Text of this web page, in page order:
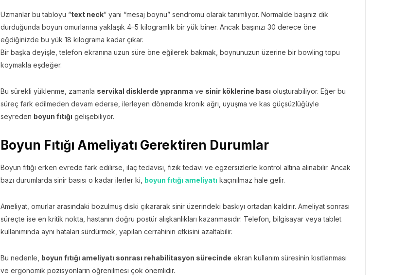
Uzmanlar bu tabloyu “text neck” yani “mesaj boynu” sendromu olarak tanımlıyor. Normalde başınız dik
durduğunda boyun omurlarına yaklaşık 4–5 kilogramlık bir yük biner. Ancak başınızı 30 derece öne
eğdiğinizde bu yük 18 kilograma kadar çıkar.
Bir başka deyişle, telefon ekranına uzun süre öne eğilerek bakmak, boynunuzun üzerine bir bowling topu
koymakla eşdeğer.
Bu sürekli yüklenme, zamanla servikal disklerde yıpranma ve sinir köklerine bası oluşturabiliyor. Eğer bu
süreç fark edilmeden devam ederse, ilerleyen dönemde kronik ağrı, uyuşma ve kas güçsüzlüğüyle
seyreden boyun fıtığı gelişebiliyor.
Boyun Fıtığı Ameliyatı Gerektiren Durumlar
Boyun fıtığı erken evrede fark edilirse, ilaç tedavisi, fizik tedavi ve egzersizlerle kontrol altına alınabilir. Ancak
bazı durumlarda sinir basısı o kadar ilerler ki, boyun fıtığı ameliyatı kaçınılmaz hale gelir.
Ameliyat, omurlar arasındaki bozulmuş diski çıkararak sinir üzerindeki baskıyı ortadan kaldırır. Ameliyat sonrası
süreçte ise en kritik nokta, hastanın doğru postür alışkanlıkları kazanmasıdır. Telefon, bilgisayar veya tablet
kullanımında aynı hataları sürdürmek, yapılan cerrahinin etkisini azaltabilir.
Bu nedenle, boyun fıtığı ameliyatı sonrası rehabilitasyon sürecinde ekran kullanım süresinin kısıtlanması
ve ergonomik pozisyonların öğrenilmesi çok önemlidir.